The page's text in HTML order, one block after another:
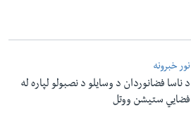
نور خبرونه
د ناسا فضانوردان د وسایلو د نصبولو لپاره له
فضایي ستیشن ووتل